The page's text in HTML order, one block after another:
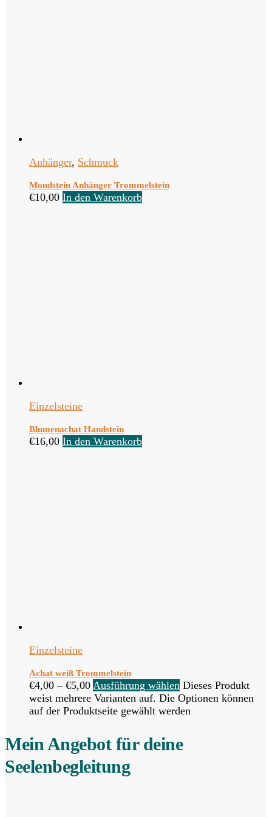
Anhänger, Schmuck
Mondstein Anhänger Trommelstein
€10,00 In den Warenkorb
Einzelsteine
Blumenachat Handstein
€16,00 In den Warenkorb
Einzelsteine
Achat weiß Trommelstein
€4,00 – €5,00 Ausführung wählen Dieses Produkt
weist mehrere Varianten auf. Die Optionen können
auf der Produktseite gewählt werden
Mein Angebot für deine
Seelenbegleitung